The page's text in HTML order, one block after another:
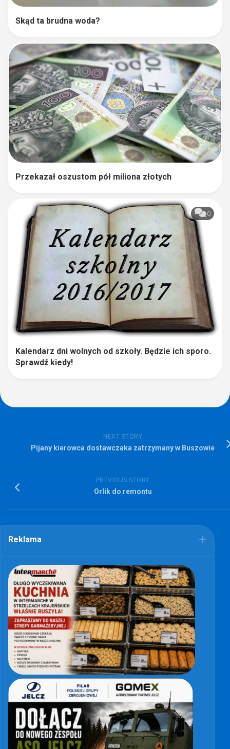
Skąd ta brudna woda?
Przekazał oszustom pół miliona złotych
0
Kalendarz dni wolnych od szkoły. Będzie ich sporo.
Sprawdź kiedy!
NEXT STORY
Pijany kierowca dostawczaka zatrzymany w Buszowie
PREVIOUS STORY
Orlik do remontu
Reklama